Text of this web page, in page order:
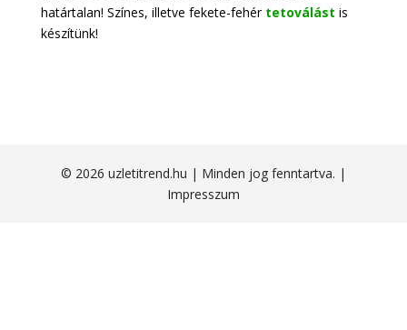
határtalan! Színes, illetve fekete-fehér tetoválást is
készítünk!
© 2026 uzletitrend.hu | Minden jog fenntartva. |
Impresszum